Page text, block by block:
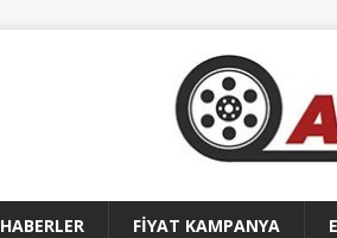
HABERLER FİYAT KAMPANYA